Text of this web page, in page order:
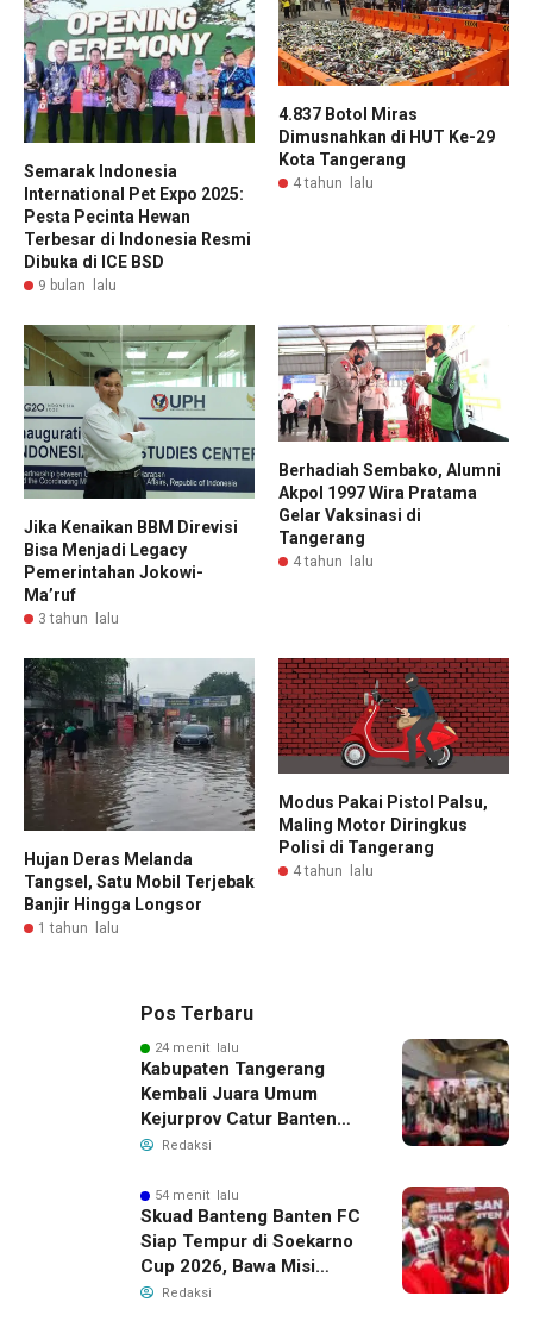
Semarak Indonesia
International Pet Expo 2025:
Pesta Pecinta Hewan
Terbesar di Indonesia Resmi
Dibuka di ICE BSD
9 bulan lalu
4.837 Botol Miras
Dimusnahkan di HUT Ke-29
Kota Tangerang
4 tahun lalu
Jika Kenaikan BBM Direvisi
Bisa Menjadi Legacy
Pemerintahan Jokowi-
Ma’ruf
3 tahun lalu
Berhadiah Sembako, Alumni
Akpol 1997 Wira Pratama
Gelar Vaksinasi di
Tangerang
4 tahun lalu
Hujan Deras Melanda
Tangsel, Satu Mobil Terjebak
Banjir Hingga Longsor
1 tahun lalu
Modus Pakai Pistol Palsu,
Maling Motor Diringkus
Polisi di Tangerang
4 tahun lalu
Pos Terbaru
24 menit lalu
Kabupaten Tangerang
Kembali Juara Umum
Kejurprov Catur Banten
2026, Raih 24 Medali
Redaksi
54 menit lalu
Skuad Banteng Banten FC
Siap Tempur di Soekarno
Cup 2026, Bawa Misi
Harumkan Nama Banten
Redaksi